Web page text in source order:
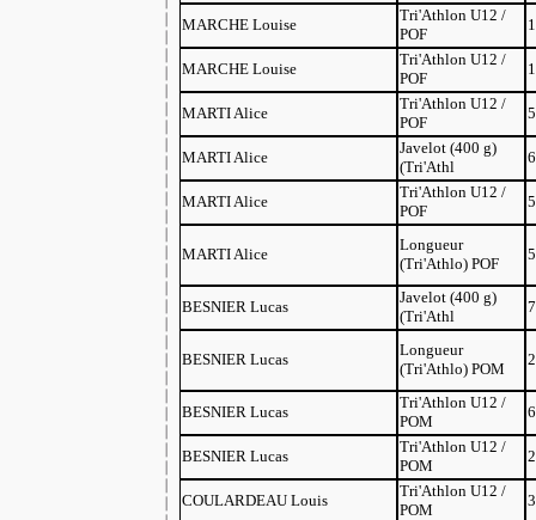
MARCHE Louise
Tri'Athlon U12 /
POF
MARCHE Louise
Tri'Athlon U12 /
POF
MARTI Alice
Tri'Athlon U12 /
POF
MARTI Alice
Javelot (400 g)
(Tri'Athl
MARTI Alice
Tri'Athlon U12 /
POF
MARTI Alice
Longueur
(Tri'Athlo) POF
BESNIER Lucas
Javelot (400 g)
(Tri'Athl
BESNIER Lucas
Longueur
(Tri'Athlo) POM
BESNIER Lucas
Tri'Athlon U12 /
POM
BESNIER Lucas
Tri'Athlon U12 /
POM
COULARDEAU Louis
Tri'Athlon U12 /
POM